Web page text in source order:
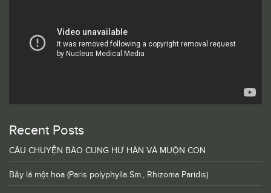
Recent Posts
CÂU CHUYỆN BÀO CUNG HƯ HÀN VÀ MUỘN CON
Bảy lá một hoa (Paris polyphylla Sm., Rhizoma Paridis)